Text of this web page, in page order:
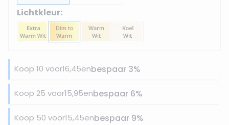
Lichtkleur:
Koop 10 voor16,45enbespaar 3%
Koop 25 voor15,95enbespaar 6%
Koop 50 voor15,45enbespaar 9%